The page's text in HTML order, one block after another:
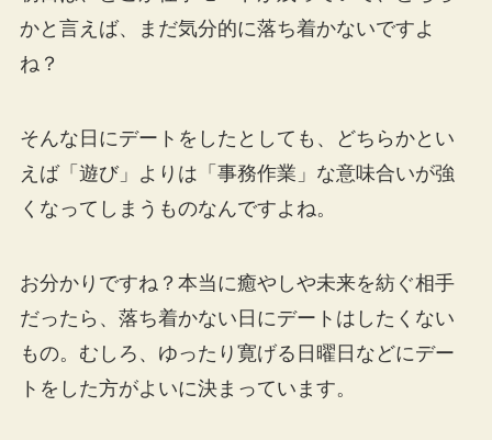
かと言えば、まだ気分的に落ち着かないですよ
ね？
そんな日にデートをしたとしても、どちらかとい
えば「遊び」よりは「事務作業」な意味合いが強
くなってしまうものなんですよね。
お分かりですね？本当に癒やしや未来を紡ぐ相手
だったら、落ち着かない日にデートはしたくない
もの。むしろ、ゆったり寛げる日曜日などにデー
トをした方がよいに決まっています。